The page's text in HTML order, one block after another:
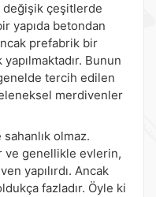
değişik çeşitlerde
yapıda betondan
prefabrik bir
Bunun
tercih edilen
merdivenler
olmaz.
ve genellikle evlerin,
yapılırdı. Ancak
fazladır. Öyle ki